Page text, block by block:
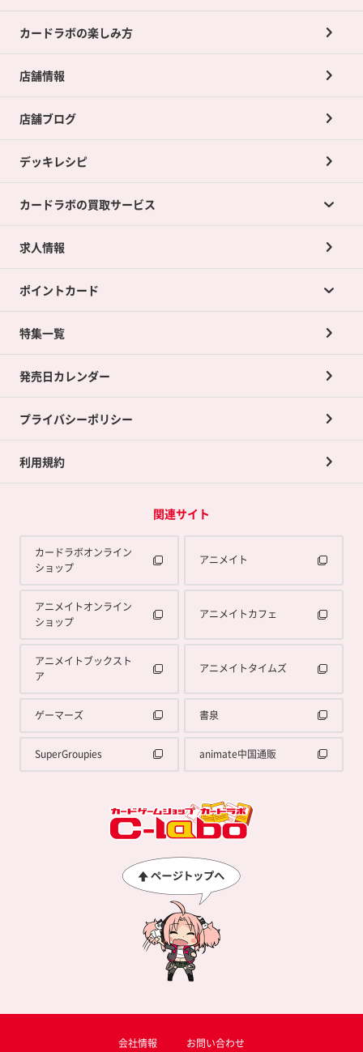
カードラボの楽しみ方
店舗情報
店舗ブログ
デッキレシピ
カードラボの買取サービス
カードラボの買取サービスTOP
店舗買取について
ネット買取について
買取承諾書について
求人情報
ポイントカード
ポイントカードTOP
ポイント交換景品
特集一覧
発売日カレンダー
プライバシーポリシー
利用規約
関連サイト
カードラボオンライン
ショップ
アニメイト
アニメイトオンライン
ショップ
アニメイトカフェ
アニメイトブックスト
ア
アニメイトタイムズ
ゲーマーズ 書泉
SuperGroupies animate中国通販
会社情報 お問い合わせ